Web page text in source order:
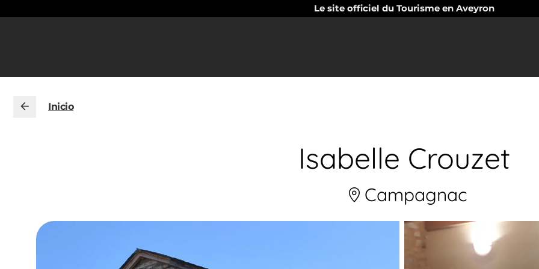
Le site officiel du Tourisme en Aveyron
Inicio
Isabelle Crouzet
Campagnac